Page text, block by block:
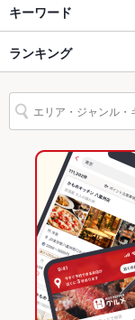
バリアフリ
ー
駐車場 なし ：近
カラオケ設
あり
バンド演奏 可
TV・プロジ
ェクタ
あり
英語メニュ
あり
その他設備 －
栄(ミナミ)/矢場町/大
栄(ミナミ)/矢場町/大
栄駅 × 韓国料理
栄駅 × サムギョプサ
栄 × 韓国料理
栄 × サムギョプサル
愛知
愛知 × 韓国料理
愛知 × サムギョプサ
栄駅
栄町駅
矢場町駅
キーワード
おでん チャンポン
チーズタッカルビ
ランキング
愛知のグルメランキ
愛知の韓国料理ラン
愛知のサムギョプサ
栄(ミナミ)/矢場町/
栄(ミナミ)/矢場町/
栄(ミナミ)/矢場町/大